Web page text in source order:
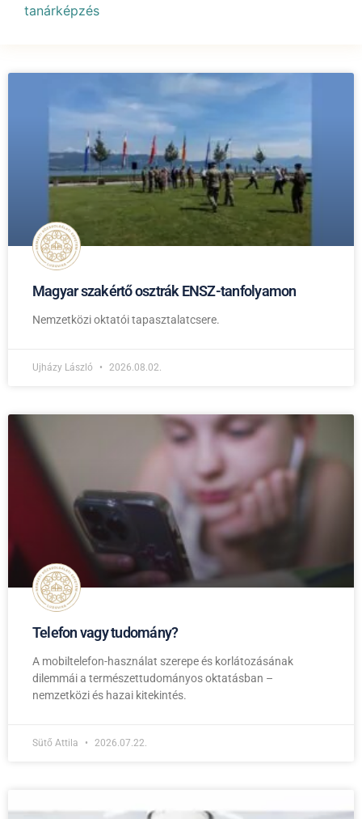
Magyar szakértő osztrák ENSZ-tanfolyamon
Nemzetközi oktatói tapasztalatcsere.
Ujházy László 2026.08.02.
Telefon vagy tudomány?
A mobiltelefon-használat szerepe és korlátozásának
dilemmái a természettudományos oktatásban –
nemzetközi és hazai kitekintés.
Sütő Attila 2026.07.22.
tanárképzés